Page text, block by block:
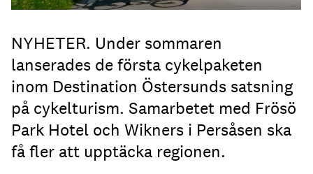
NYHETER. Under sommaren
lanserades de första cykelpaketen
inom Destination Östersunds satsning
på cykelturism. Samarbetet med Frösö
Park Hotel och Wikners i Persåsen ska
få fler att upptäcka regionen.